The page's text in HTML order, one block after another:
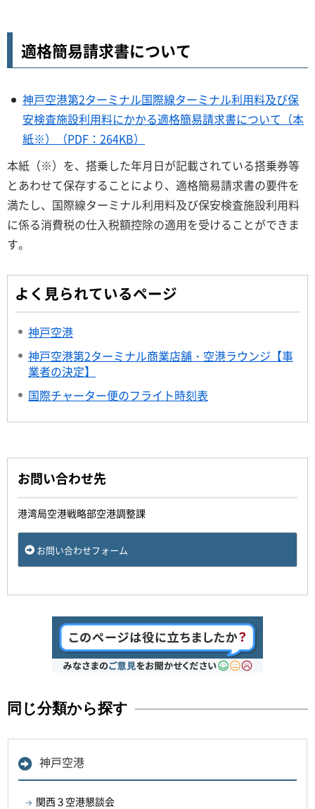
適格簡易請求書について
神戸空港第2ターミナル国際線ターミナル利用料及び保
安検査施設利用料にかかる適格簡易請求書について（本
紙※）（PDF：264KB）
本紙（※）を、搭乗した年月日が記載されている搭乗券等
とあわせて保存することにより、適格簡易請求書の要件を
満たし、国際線ターミナル利用料及び保安検査施設利用料
に係る消費税の仕入税額控除の適用を受けることができま
す。
よく見られているページ
神戸空港
神戸空港第2ターミナル商業店舗・空港ラウンジ【事
業者の決定】
国際チャーター便のフライト時刻表
お問い合わせ先
港湾局空港戦略部空港調整課
お問い合わせフォーム
同じ分類から探す
神戸空港
関西３空港懇談会